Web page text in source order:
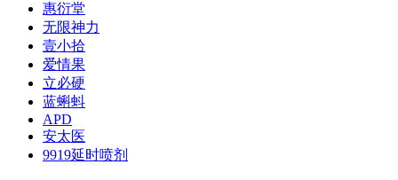
惠衍堂
无限神力
壹小拾
爱情果
立必硬
蓝蝌蚪
APD
安太医
9919延时喷剂